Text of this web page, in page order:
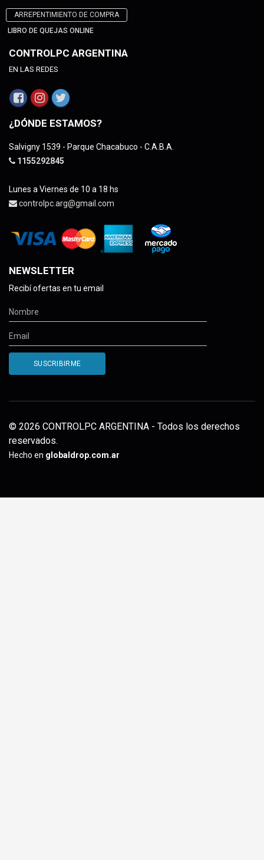
ARREPENTIMIENTO DE COMPRA
LIBRO DE QUEJAS ONLINE
CONTROLPC ARGENTINA
EN LAS REDES
¿DÓNDE ESTAMOS?
Salvigny 1539 - Parque Chacabuco - C.A.B.A.
1155292845
Lunes a Viernes de 10 a 18 hs
controlpc.arg@gmail.com
NEWSLETTER
Recibí ofertas en tu email
© 2026 CONTROLPC ARGENTINA - Todos los derechos
reservados.
Hecho en globaldrop.com.ar